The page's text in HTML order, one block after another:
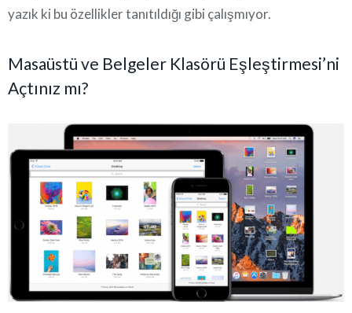
yazık ki bu özellikler tanıtıldığı gibi çalışmıyor.
Masaüstü ve Belgeler Klasörü Eşleştirmesi’ni
Açtınız mı?